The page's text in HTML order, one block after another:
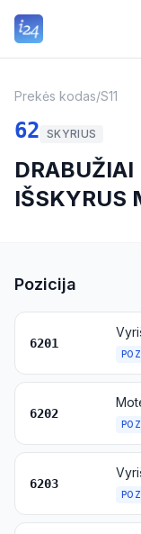
Prekės kodas/S11
62 SKYRIUS
DRABUŽIAI
IŠSKYRUS
Pozicija
6201
6202
6203